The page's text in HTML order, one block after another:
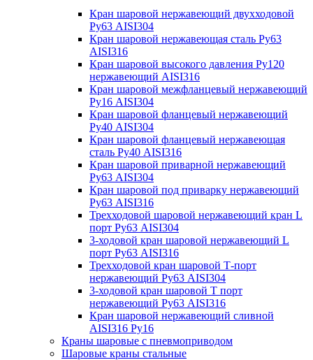
Кран шаровой нержавеющий двухходовой
Ру63 AISI304
Кран шаровой нержавеющая сталь Ру63
AISI316
Кран шаровой высокого давления Ру120
нержавеющий AISI316
Кран шаровой межфланцевый нержавеющий
Ру16 AISI304
Кран шаровой фланцевый нержавеющий
Ру40 AISI304
Кран шаровой фланцевый нержавеющая
сталь Ру40 AISI316
Кран шаровой приварной нержавеющий
Ру63 AISI304
Кран шаровой под приварку нержавеющий
Ру63 AISI316
Трехходовой шаровой нержавеющий кран L
порт Ру63 AISI304
3-ходовой кран шаровой нержавеющий L
порт Ру63 AISI316
Трехходовой кран шаровой Т-порт
нержавеющий Ру63 AISI304
3-ходовой кран шаровой Т порт
нержавеющий Ру63 AISI316
Кран шаровой нержавеющий сливной
AISI316 Ру16
Краны шаровые с пневмоприводом
Шаровые краны стальные